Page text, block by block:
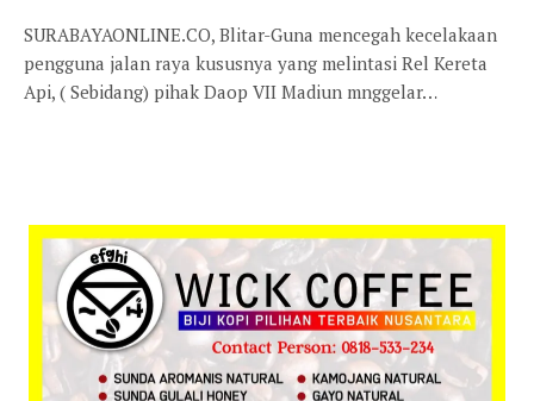
SURABAYAONLINE.CO, Blitar-Guna mencegah kecelakaan
pengguna jalan raya kususnya yang melintasi Rel Kereta
Api, ( Sebidang) pihak Daop VII Madiun mnggelar…